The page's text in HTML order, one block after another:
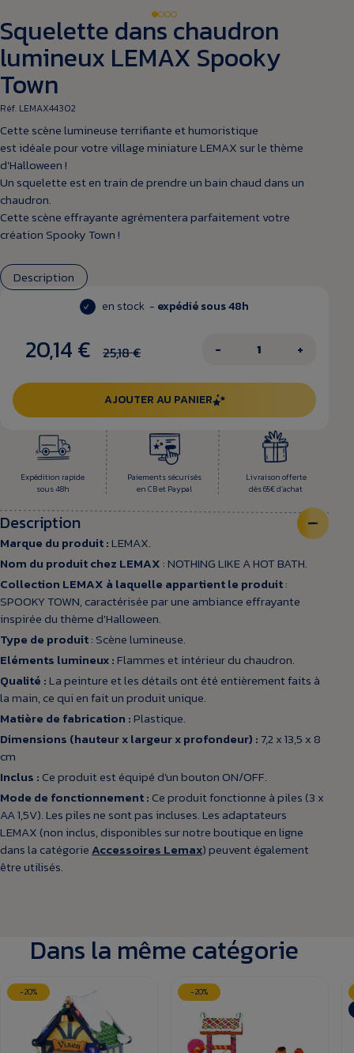
Squelette dans chaudron
lumineux LEMAX Spooky
Town
Réf. LEMAX44302
Cette scène lumineuse terrifiante et humoristique
est idéale pour votre village miniature LEMAX sur le thème
d'Halloween !
Un squelette est en train de prendre un bain chaud dans un
chaudron.
Cette scène effrayante agrémentera parfaitement votre
création Spooky Town !
Description
en stock - expédié sous 48h
20,14 € 25,18 € − +
AJOUTER AU PANIER
Expédition rapide
sous 48h
Paiements sécurisés
en CB et Paypal
Livraison offerte
dès 65€ d’achat
Description
Marque du produit :LEMAX.
Nom du produit chez LEMAX : NOTHING LIKE A HOT BATH.
Collection LEMAX à laquelle appartient le produit:
SPOOKY TOWN, caractérisée par une ambiance effrayante
inspirée du thème d'Halloween.
Type de produit: Scène lumineuse.
Eléments lumineux :Flammes et intérieur du chaudron.
Qualité :La peinture et les détails ont été entièrement faits à
la main, ce qui en fait un produit unique.
Matière de fabrication :Plastique.
Dimensions (hauteur x largeur x profondeur) :7,2 x 13,5 x 8
cm
Inclus : Ce produit est équipé d'un bouton ON/OFF.
Mode de fonctionnement : Ce produit fonctionne à piles (3 x
AA 1,5V). Les piles ne sont pas incluses. Les adaptateurs
LEMAX (non inclus, disponibles sur notre boutique en ligne
dans la catégorieAccessoires Lemax) peuvent également
être utilisés.
Dans la même catégorie
-20% -20%